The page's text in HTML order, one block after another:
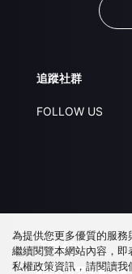
追蹤社群
FOLLOW US
下載 APP
為提供您更多優質的服
繼續閱覽本網站內容，
私權政策資訊，請閱讀我